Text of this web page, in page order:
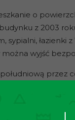
o
z 2003
sypialni, łazienki z
wyjść
przez
i
sedes, oraz